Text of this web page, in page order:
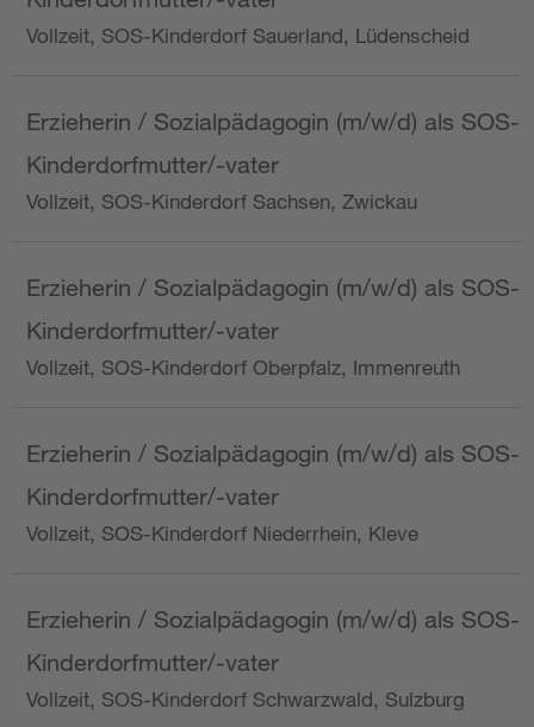
Vollzeit, SOS-Kinderdorf Sauerland, Lüdenscheid
Erzieherin / Sozialpädagogin (m/w/d) als SOS-
Kinderdorfmutter/-vater
Vollzeit, SOS-Kinderdorf Sachsen, Zwickau
Erzieherin / Sozialpädagogin (m/w/d) als SOS-
Kinderdorfmutter/-vater
Vollzeit, SOS-Kinderdorf Oberpfalz, Immenreuth
Erzieherin / Sozialpädagogin (m/w/d) als SOS-
Kinderdorfmutter/-vater
Vollzeit, SOS-Kinderdorf Niederrhein, Kleve
Erzieherin / Sozialpädagogin (m/w/d) als SOS-
Kinderdorfmutter/-vater
Vollzeit, SOS-Kinderdorf Schwarzwald, Sulzburg